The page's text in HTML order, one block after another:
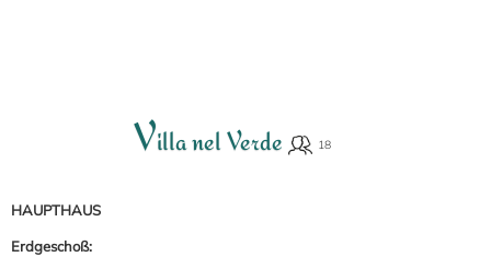
Villa nel Verde
HAUPTHAUS
Erdgeschoß: